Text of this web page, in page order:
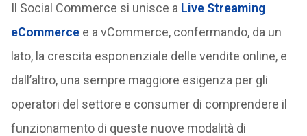
Il Social Commerce si unisce a Live Streaming
eCommercee a vCommerce, confermando, da un
lato, la crescita esponenziale delle vendite online, e
dall’altro, una sempre maggiore esigenza per gli
operatori del settore e consumer di comprendere il
funzionamento di queste nuove modalità di